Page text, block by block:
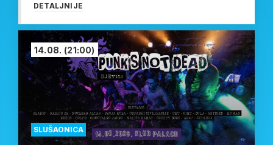
DETALJNIJE
SLUŠAONICA
14.08. (21:00)